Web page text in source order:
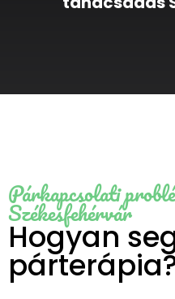
Párkapcsolati
Székesfehérvár
Hogyan